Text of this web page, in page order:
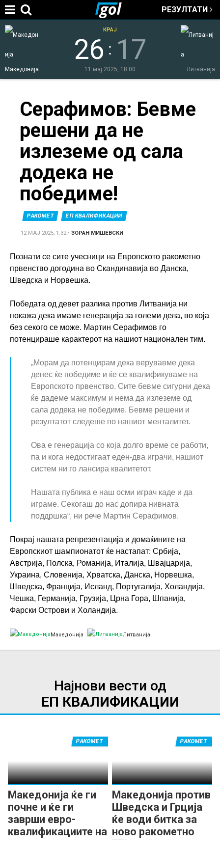
Jump to navigation
РЕЗУЛТАТИ
Македонија Литванија
26 : 17
КРАЈ
11 мај 2025, 18:00
here
Серафимов: Бевме
решени да не
излеземе од сала
додека не
победиме!
РАКОМЕТ ЕП КВАЛИФИКАЦИИ
12 МАЈ 2025, 1:32•ЗОРАН МИШЕВСКИ
Познати се сите учесници на Европското ракометно
првенство догодина во Скандинавија во Данска,
Шведска и Норвешка.
Победата од девет разлика против Литванија ни
покажа дека имаме генерација за големи дела, во која
без секого се може. Мартин Серафимов го
потенцираше карактерот на нашиот национален тим.
„Морам да потенцирам дека верувавме дека
денес ќе победиме и ќе се квалификуваме на
Европското првенство. Сите бевме сигурни дека
ќе дадеме максимум и нема да излеземе од
сала додека не победиме. Бевме решени и
резултатот следеше по нашиот менталитет.
Ова е генерација со која долго време се работи,
па и кога недостигаат еден-два играчи, нашиот
систем ни го лансира квалитетот.
Нашата публика е наш осми играч каде и да
играме. Секогаш до нас допира нивната
поддршка“, ни рече Мартин Серафимов.
Покрај нашата репрезентација и домаќините на
Европскиот шампионатот ќе настапат: Србија,
Австрија, Полска, Романија, Италија, Швајцарија,
Украина, Словенија, Хрватска, Данска, Норвешка,
Шведска, Франција, Исланд, Португалија, Холандија,
Чешка, Германија, Грузија, Црна Гора, Шпанија,
Фарски Острови и Холандија.
Македонија Литванија
Најнови вести од
ЕП КВАЛИФИКАЦИИ
Македонија ќе ги
почне и ќе ги
заврши евро-
квалификациите на
РАКОМЕТ
Македонија против
Шведска и Грција
ќе води битка за
ново ракометно
ЕП!
РАКОМЕТ